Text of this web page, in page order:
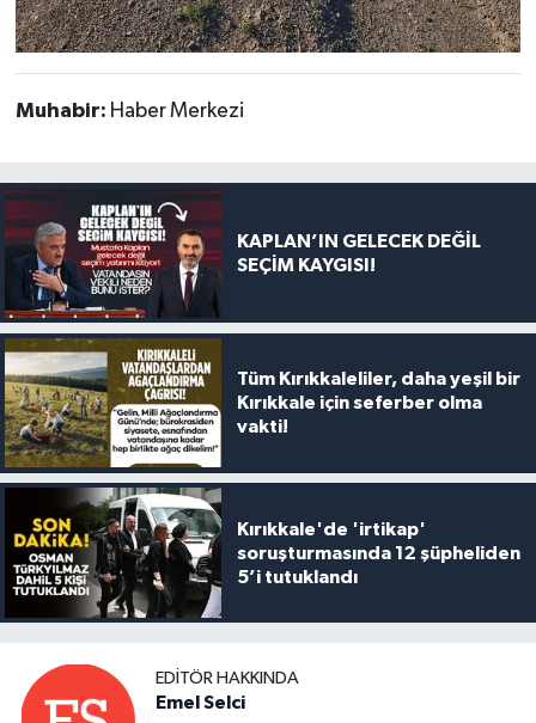
Muhabir: Haber Merkezi
KAPLAN’IN GELECEK DEĞİL
SEÇİM KAYGISI!
Tüm Kırıkkaleliler, daha yeşil bir
Kırıkkale için seferber olma
vakti!
Kırıkkale'de 'irtikap'
soruşturmasında 12 şüpheliden
5’i tutuklandı
EDITÖR HAKKINDA
Emel Selci